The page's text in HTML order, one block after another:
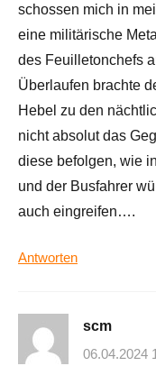
schossen mich in
eine militärische
des Feuilletonchefs
Überlaufen brachte
Hebel zu den
nicht absolut das
diese befolgen, wie
und der Busfahrer
auch eingreifen….
Antworten
scm
06.04.2024